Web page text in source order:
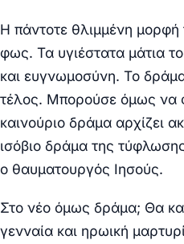
Η πάντοτε θλιμμένη μορφή
φως. Τα υγιέστατα μάτια
και ευγνωμοσύνη. Το
τέλος. Μπορούσε όμως να
καινούριο δράμα αρχίζει
ισόβιο δράμα της
ο θαυματουργός Ιησούς.
Στο νέο όμως δράμα; Θα
γενναία και ηρωική